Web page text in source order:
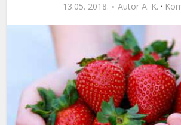
13.05. 2018. Autor A. K. ·